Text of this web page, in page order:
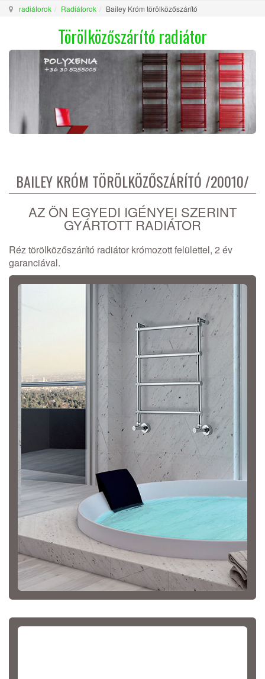
radiátorok Radiátorok Bailey Króm törölközőszárító
Törölközőszárító radiátor
BAILEY KRÓM TÖRÖLKÖZŐSZÁRÍTÓ /20010/
AZ ÖN EGYEDI IGÉNYEI SZERINT
GYÁRTOTT RADIÁTOR
Réz törölközőszárító radiátor krómozott felülettel, 2 év
garanciával.